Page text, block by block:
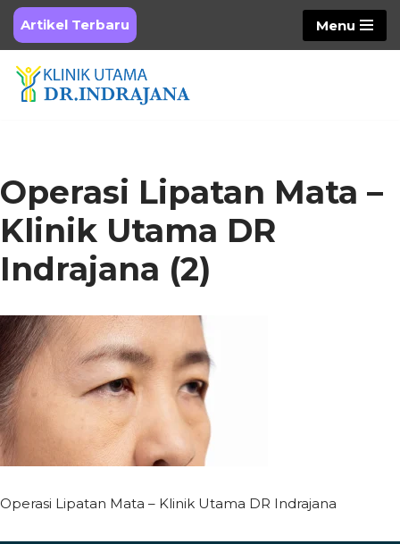
Skip
to
content
Artikel Terbaru Menu
Operasi Lipatan Mata –
Klinik Utama DR
Indrajana (2)
Operasi Lipatan Mata – Klinik Utama DR Indrajana